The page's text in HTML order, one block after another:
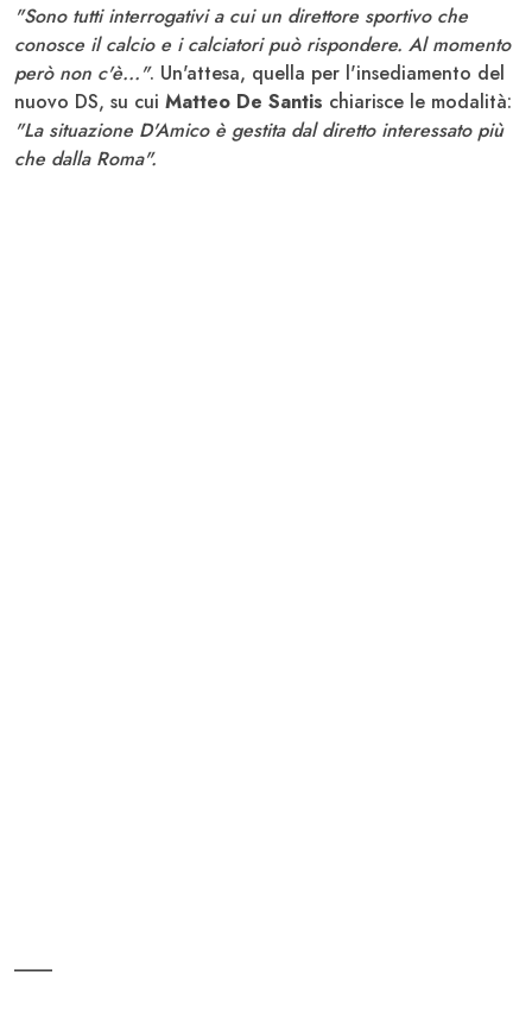
"Sono tutti interrogativi a cui un direttore sportivo che
conosce il calcio e i calciatori può rispondere. Al momento
però non c'è...". Un'attesa, quella per l'insediamento del
nuovo DS, su cui Matteo De Santis chiarisce le modalità:
"La situazione D'Amico è gestita dal diretto interessato più
che dalla Roma".